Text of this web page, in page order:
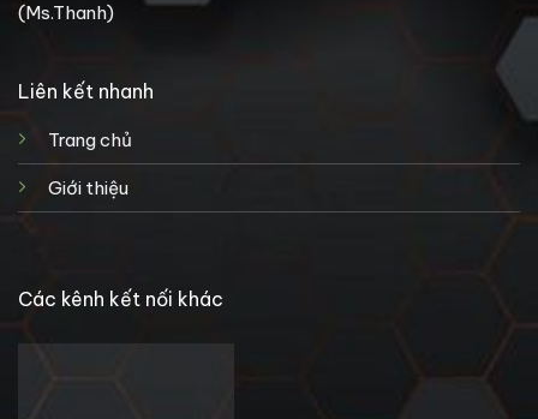
(Ms.Thanh)
Liên kết nhanh
Trang chủ
Giới thiệu
Các kênh kết nối khác